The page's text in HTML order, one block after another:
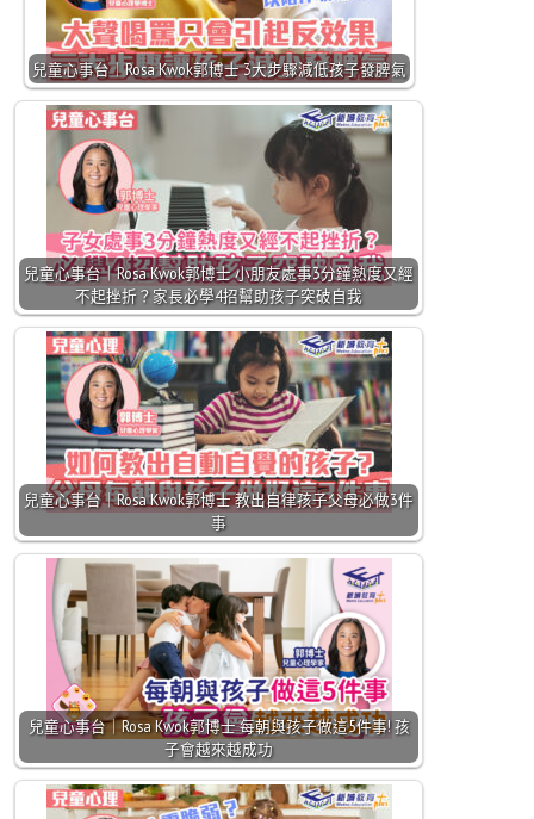
兒童心事台｜Rosa Kwok郭博士 3大步驟減低孩子發脾氣
兒童心事台｜Rosa Kwok郭博士 小朋友處事3分鐘熱度又經
不起挫折？家長必學4招幫助孩子突破自我
兒童心事台｜Rosa Kwok郭博士 教出自律孩子父母必做3件
事
兒童心事台｜Rosa Kwok郭博士 每朝與孩子做這5件事! 孩
子會越來越成功